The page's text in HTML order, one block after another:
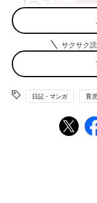
サクサク
日記・マンガ 育